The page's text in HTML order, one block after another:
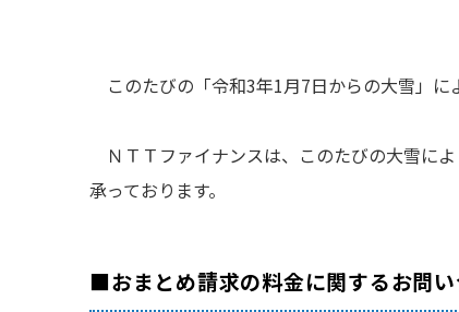
このたびの「令和3年1月7日からの大雪」に
ＮＴＴファイナンスは、このたびの大雪に
承っております。
■おまとめ請求の料金に関するお問い